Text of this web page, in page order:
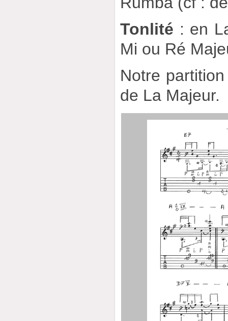
Tonlité : en
Mi ou Ré
Notre
de La Majeur.